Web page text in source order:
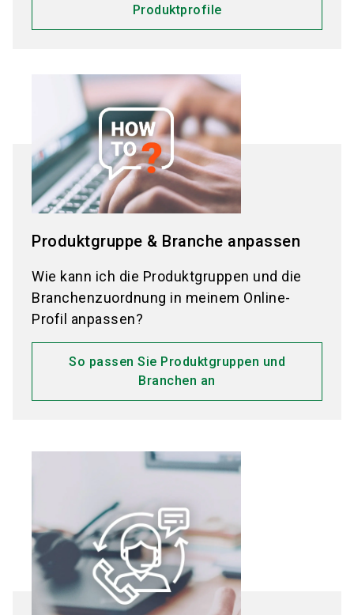
Produktprofile
Produktgruppe & Branche anpassen
Wie kann ich die Produktgruppen und die
Branchenzuordnung in meinem Online-
Profil anpassen?
So passen Sie Produktgruppen und
Branchen an